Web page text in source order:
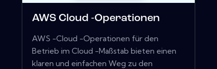
AWS Cloud -Operationen
AWS -Cloud -Operationen für den
Betrieb im Cloud -Maßstab bieten einen
klaren und einfachen Weg zu den